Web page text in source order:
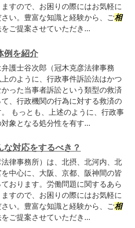
すので、お困りの際にはお気軽に
い。豊富な知識と経験から、ご相
ご提案させていただき...
例を紹介
護士谷次郎（冠木克彦法律事務
のように、行政事件訴訟法はかつ
った当事者訴訟という類型の救済
、行政機関の行為に対する救済の
もっとも、上述のように、行政事
象となる処分性を有す...
対応をするべき？
律事務所）は、北摂、北河内、北
中心に、大阪、京都、阪神間の皆
おります。労働問題に関するあら
すので、お困りの際にはお気軽に
い。豊富な知識と経験から、ご相
ご提案させていただき...